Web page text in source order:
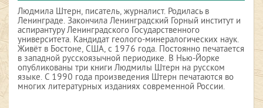
Людмила Штерн, писатель, журналист. Родилась в
Ленинграде. Закончила Ленинградский Горный институт и
аспирантуру Ленинградского Государственного
университета. Кандидат геолого-минералогических наук.
Живёт в Бостоне, США, с 1976 года. Постоянно печатается
в западной русскоязычной периодике. В Нью-Йорке
опубликованы три книги Людмилы Штерн на русском
языке. С 1990 года произведения Штерн печатаются во
многих литературных изданиях современной России.